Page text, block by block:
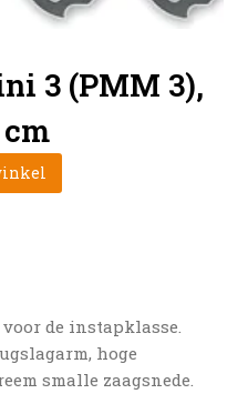
3 (PMM 3),
cm
de instapklasse.
hoge
smalle zaagsnede.